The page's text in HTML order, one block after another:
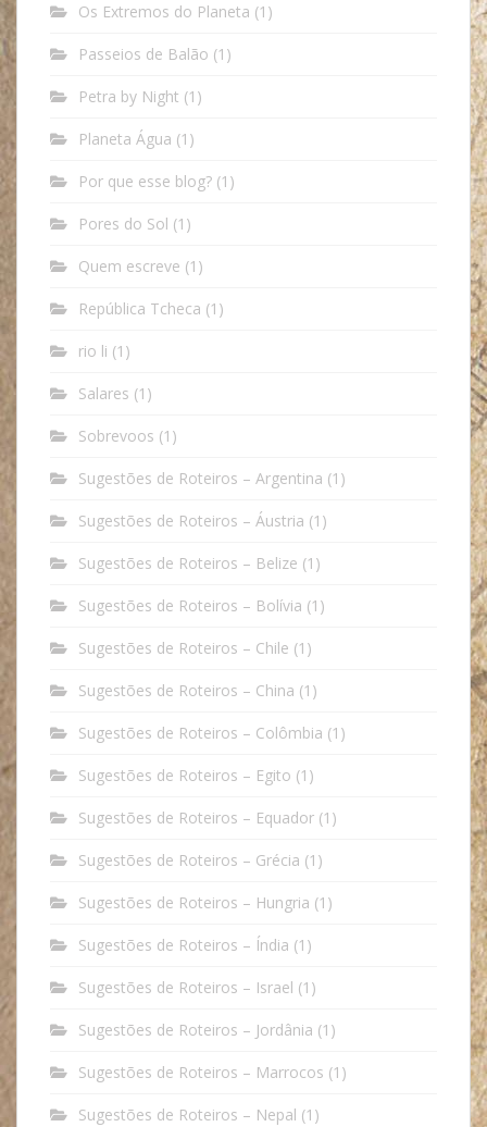
Os Extremos do Planeta (1)
Passeios de Balão (1)
Petra by Night (1)
Planeta Água (1)
Por que esse blog? (1)
Pores do Sol (1)
Quem escreve (1)
República Tcheca (1)
rio li (1)
Salares (1)
Sobrevoos (1)
Sugestões de Roteiros – Argentina (1)
Sugestões de Roteiros – Áustria (1)
Sugestões de Roteiros – Belize (1)
Sugestões de Roteiros – Bolívia (1)
Sugestões de Roteiros – Chile (1)
Sugestões de Roteiros – China (1)
Sugestões de Roteiros – Colômbia (1)
Sugestões de Roteiros – Egito (1)
Sugestões de Roteiros – Equador (1)
Sugestões de Roteiros – Grécia (1)
Sugestões de Roteiros – Hungria (1)
Sugestões de Roteiros – Índia (1)
Sugestões de Roteiros – Israel (1)
Sugestões de Roteiros – Jordânia (1)
Sugestões de Roteiros – Marrocos (1)
Sugestões de Roteiros – Nepal (1)